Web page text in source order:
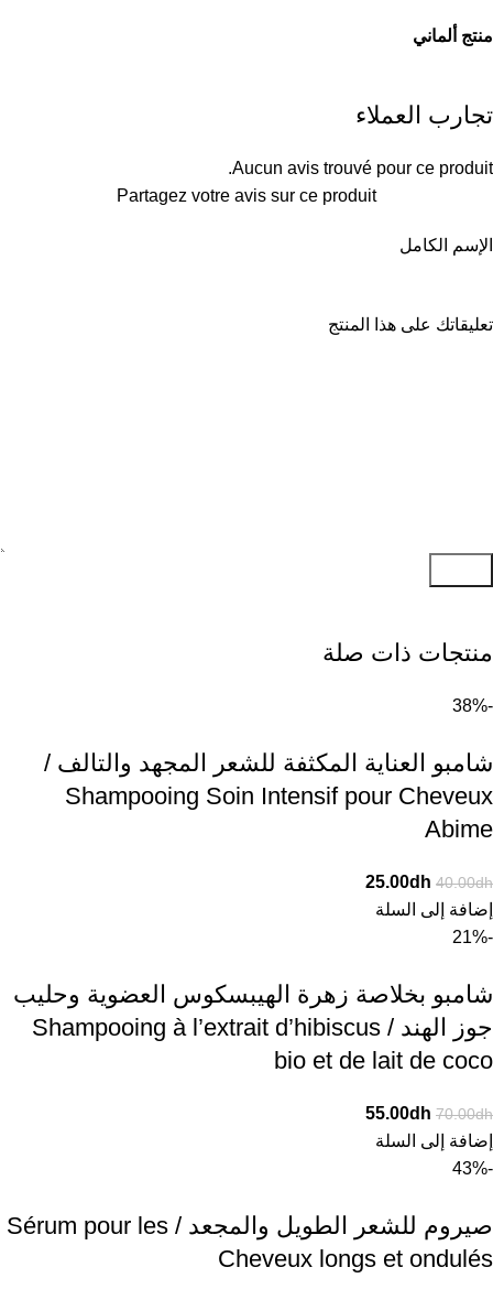
منتج ألماني
تجارب العملاء
Aucun avis trouvé pour ce produit.
Partagez votre avis sur ce produit
الإسم الكامل
تعليقاتك على هذا المنتج
منتجات ذات صلة
-38%
شامبو العناية المكثفة للشعر المجهد والتالف /
Shampooing Soin Intensif pour Cheveux
Abime
40.00dh
25.00dh
إضافة إلى السلة
-21%
شامبو بخلاصة زهرة الهيبسكوس العضوية وحليب
جوز الهند / Shampooing à l’extrait d’hibiscus
bio et de lait de coco
70.00dh
55.00dh
إضافة إلى السلة
-43%
صيروم للشعر الطويل والمجعد / Sérum pour les
Cheveux longs et ondulés